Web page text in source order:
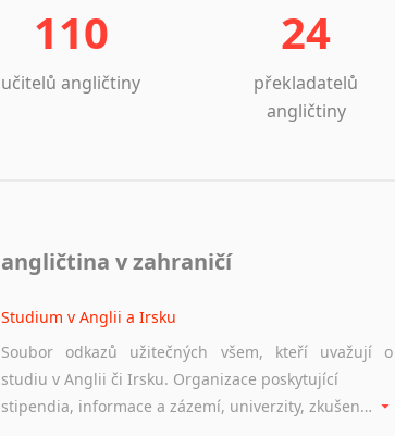
110
učitelů angličtiny
24
překladatelů
angličtiny
angličtina v zahraničí
Studium v Anglii a Irsku
Soubor odkazů užitečných všem, kteří uvažují o
studiu v Anglii či Irsku. Organizace poskytující
stipendia, informace a zázemí, univerzity, zkušenosti studentů.